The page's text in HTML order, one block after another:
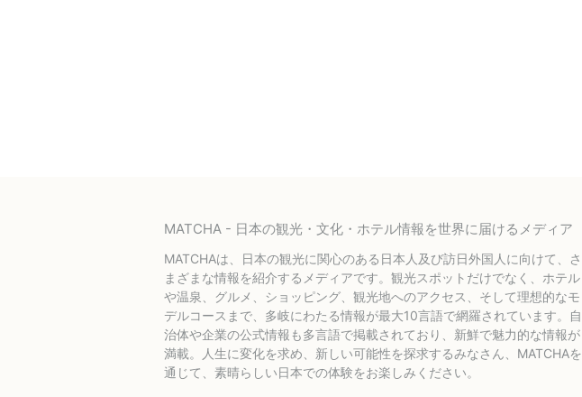
MATCHA - 日本の観光・文化・ホテル情報を世界に届けるメディア
MATCHAは、日本の観光に関心のある日本人及び訪日外国人に向けて、さ
まざまな情報を紹介するメディアです。観光スポットだけでなく、ホテル
や温泉、グルメ、ショッピング、観光地へのアクセス、そして理想的なモ
デルコースまで、多岐にわたる情報が最大10言語で網羅されています。自
治体や企業の公式情報も多言語で掲載されており、新鮮で魅力的な情報が
満載。人生に変化を求め、新しい可能性を探求するみなさん、MATCHAを
通じて、素晴らしい日本での体験をお楽しみください。